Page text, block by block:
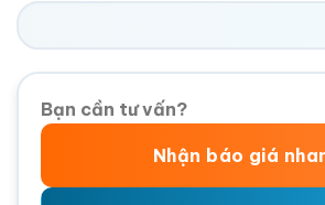
Bạn cần tư vấn?
Nhận báo giá